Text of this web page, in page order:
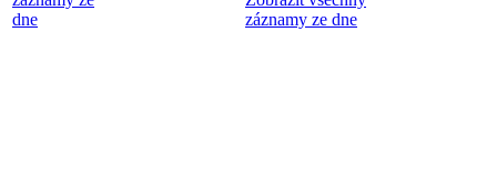
dne
záznamy ze dne